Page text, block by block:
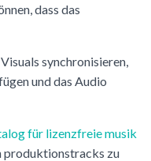
dass das
synchronisieren,
und das Audio
für lizenzfreie musik
produktionstracks zu